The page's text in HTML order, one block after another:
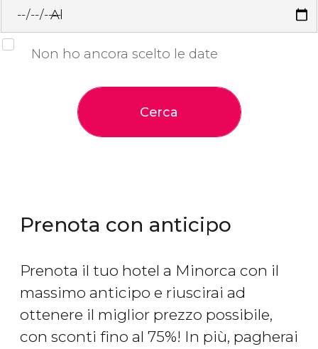
Al
Non ho ancora scelto le date
Cerca
Prenota con anticipo
Prenota il tuo hotel a Minorca con il
massimo anticipo e riuscirai ad
ottenere il miglior prezzo possibile,
con sconti fino al 75%! In più, pagherai